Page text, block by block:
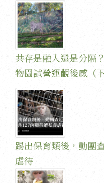
共存是融入還是分
物園試營運觀後感（下
踢出保育類後，動團
虐待